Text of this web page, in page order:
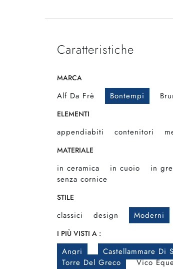
Caratteristiche
MARCA
Alf Da Frè Bontempi
ELEMENTI
appendiabiti contenitori
MATERIALE
in ceramica in cuoio in
senza cornice
STILE
classici design Moderni
I PIÙ VISTI A :
Angri Castellammare Di
Torre Del Greco
Vico